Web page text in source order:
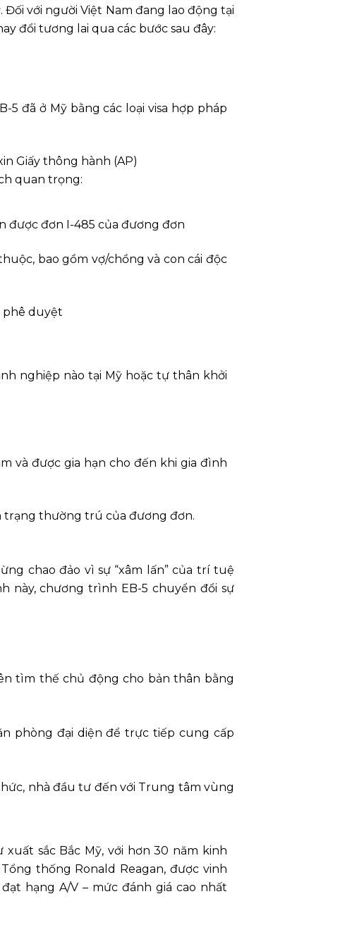
với người Việt Nam đang lao động tại
đổi tương lai qua các bước sau đây:
đã ở Mỹ bằng các loại visa hợp pháp
Giấy thông hành (AP)
quan trọng:
được đơn I-485 của đương đơn
bao gồm vợ/chồng và con cái độc
phê duyệt
nghiệp nào tại Mỹ hoặc tự thân khởi
và được gia hạn cho đến khi gia đình
trạng thường trú của đương đơn.
chao đảo vì sự “xâm lấn” của trí tuệ
này, chương trình EB-5 chuyển đổi sự
tìm thế chủ động cho bản thân bằng
phòng đại diện để trực tiếp cung cấp
nhà đầu tư đến với Trung tâm vùng
xuất sắc Bắc Mỹ, với hơn 30 năm kinh
thống Ronald Reagan, được vinh
hạng A/V – mức đánh giá cao nhất